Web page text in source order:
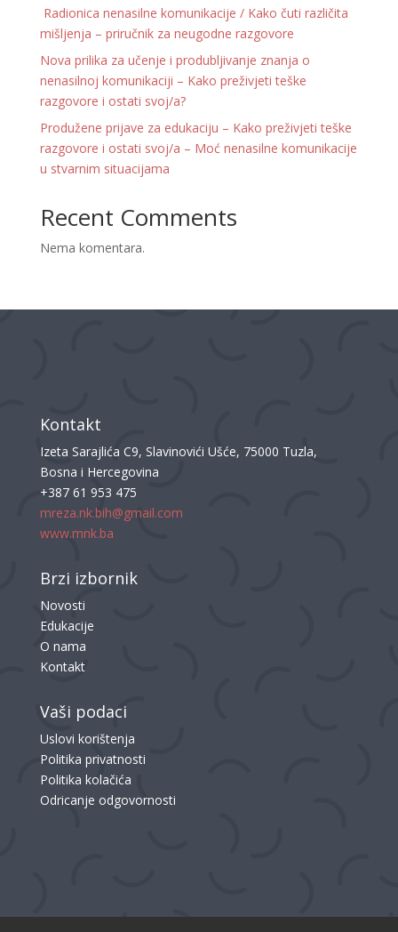
Radionica nenasilne komunikacije / Kako čuti različita
mišljenja – priručnik za neugodne razgovore
Nova prilika za učenje i produbljivanje znanja o
nenasilnoj komunikaciji – Kako preživjeti teške
razgovore i ostati svoj/a?
Produžene prijave za edukaciju – Kako preživjeti teške
razgovore i ostati svoj/a – Moć nenasilne komunikacije
u stvarnim situacijama
Recent Comments
Nema komentara.
Kontakt
Izeta Sarajlića C9, Slavinovići Ušće, 75000 Tuzla,
Bosna i Hercegovina
+387 61 953 475
mreza.nk.bih@gmail.com
www.mnk.ba
Brzi izbornik
Novosti
Edukacije
O nama
Kontakt
Vaši podaci
Uslovi korištenja
Politika privatnosti
Politika kolačića
Odricanje odgovornosti